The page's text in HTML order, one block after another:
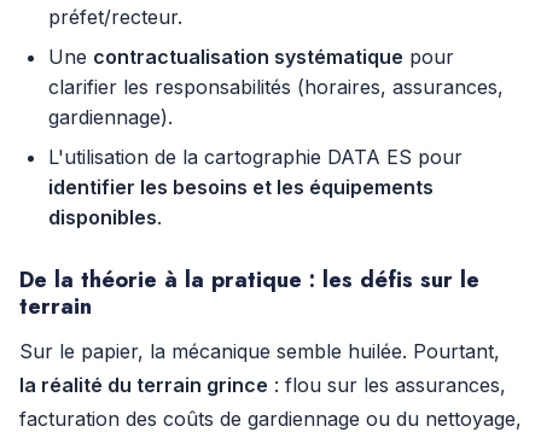
préfet/recteur.
Une contractualisation systématique pour
clarifier les responsabilités (horaires, assurances,
gardiennage).
L'utilisation de la cartographie DATA ES pour
identifier les besoins et les équipements
disponibles.
De la théorie à la pratique : les défis sur le
terrain
Sur le papier, la mécanique semble huilée. Pourtant,
la réalité du terrain grince : flou sur les assurances,
facturation des coûts de gardiennage ou du nettoyage,